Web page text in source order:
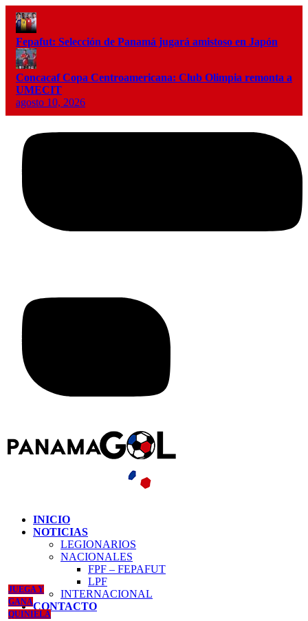
Fepafut: Selección de Panamá jugará amistoso en Japón
Concacaf Copa Centroamericana: Club Olimpia remonta a
UMECIT
agosto 10, 2026
INICIO
NOTICIAS
LEGIONARIOS
NACIONALES
FPF – FEPAFUT
LPF
INTERNACIONAL
CONTACTO
JUEGA Y
GANA
QUINIELA